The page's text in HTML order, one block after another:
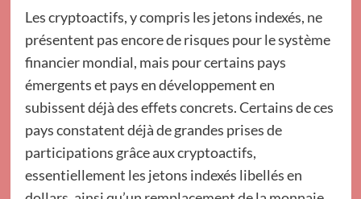
Les cryptoactifs, y compris les jetons indexés, ne
présentent pas encore de risques pour le système
financier mondial, mais pour certains pays
émergents et pays en développement en
subissent déjà des effets concrets. Certains de ces
pays constatent déjà de grandes prises de
participations grâce aux cryptoactifs,
essentiellement les jetons indexés libellés en